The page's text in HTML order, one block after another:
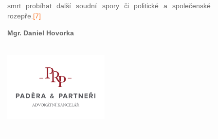
smrt probíhat další soudní spory či politické a společenské
rozepře. [7]
Mgr. Daniel Hovorka